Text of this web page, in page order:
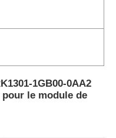
1GB00-0AA2
le module de